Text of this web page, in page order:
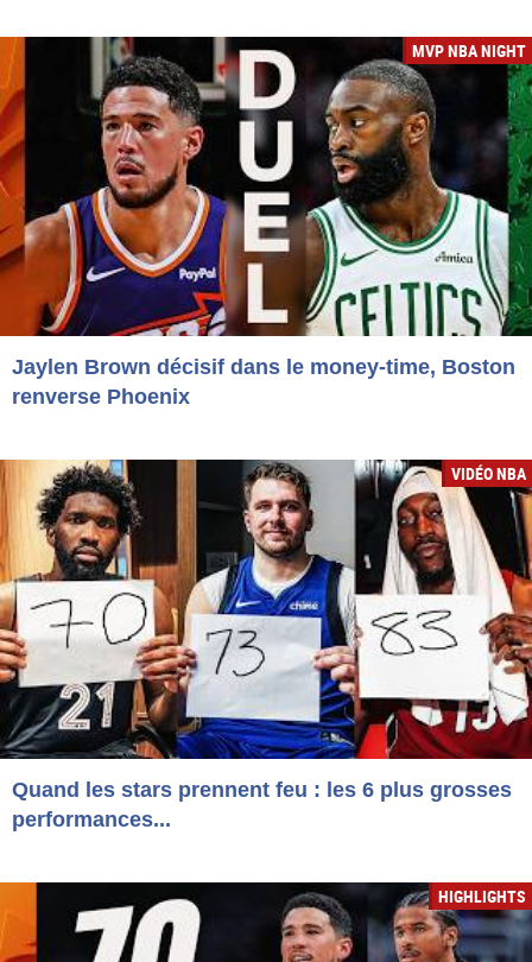
MVP NBA NIGHT
Jaylen Brown décisif dans le money-time, Boston
renverse Phoenix
VIDÉO NBA
Quand les stars prennent feu : les 6 plus grosses
performances...
HIGHLIGHTS